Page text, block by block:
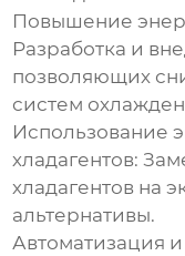
Повышение
Разработка и
позволяющих
систем
Использование
хладагентов:
хладагентов на
альтернативы.
Автоматизация